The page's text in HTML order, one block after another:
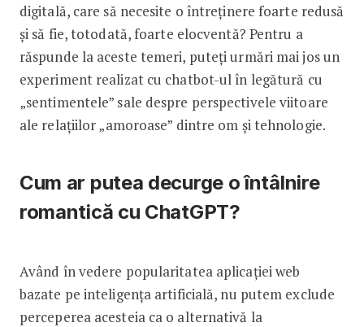
digitală, care să necesite o întreținere foarte redusă
și să fie, totodată, foarte elocventă? Pentru a
răspunde la aceste temeri, puteți urmări mai jos un
experiment realizat cu chatbot-ul în legătură cu
„sentimentele” sale despre perspectivele viitoare
ale relațiilor „amoroase” dintre om și tehnologie.
Cum ar putea decurge o întâlnire
romantică cu ChatGPT?
Având în vedere popularitatea aplicației web
bazate pe inteligența artificială, nu putem exclude
perceperea acesteia ca o alternativă la